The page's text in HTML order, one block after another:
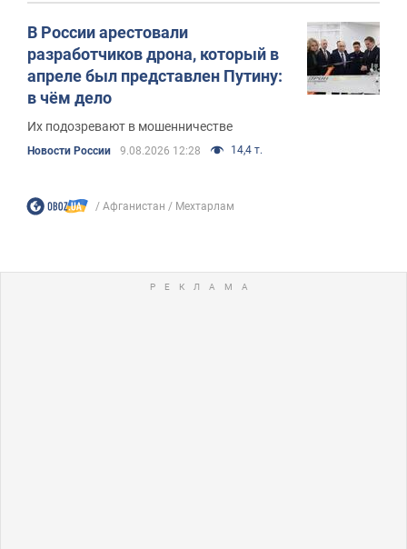
В России арестовали
разработчиков дрона, который в
апреле был представлен Путину:
в чём дело
Их подозревают в мошенничестве
Новости России 9.08.2026 12:28 14,4 т.
Афганистан Мехтарлам